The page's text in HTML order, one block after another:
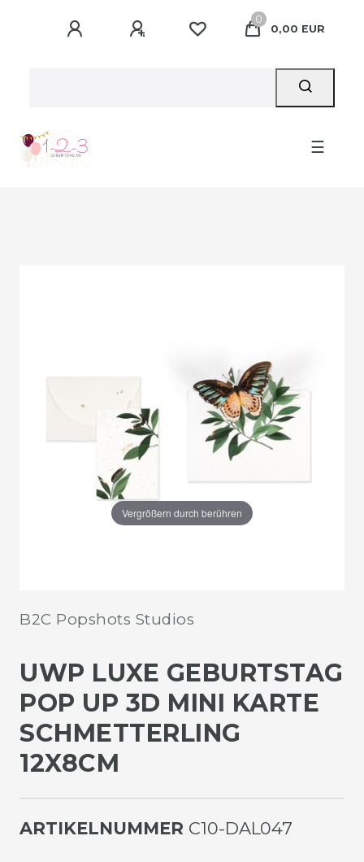
0
0,00 EUR
☰
Vergrößern durch berühren
B2C Popshots Studios
UWP LUXE GEBURTSTAG
POP UP 3D MINI KARTE
SCHMETTERLING
12X8CM
ARTIKELNUMMER C10-DAL047